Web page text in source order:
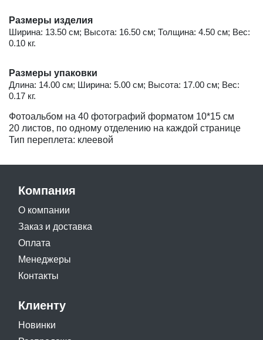
Размеры изделия
Ширина: 13.50 см; Высота: 16.50 см; Толщина: 4.50 см; Вес:
0.10 кг.
Размеры упаковки
Длина: 14.00 см; Ширина: 5.00 см; Высота: 17.00 см; Вес:
0.17 кг.
Фотоальбом на 40 фотографий форматом 10*15 см
20 листов, по одному отделению на каждой странице
Тип переплета: клеевой
Компания
О компании
Заказ и доставка
Оплата
Менеджеры
Контакты
Клиенту
Новинки